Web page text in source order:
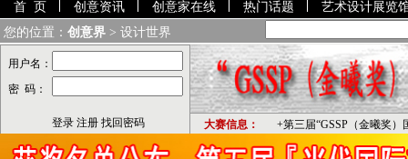
首 页 创意资讯 创意家在线 热门话题
艺术设计展览
您的位置： 创意界 > 设计世界
用户名：
密 码：
登录 注册 找回密码 大赛信息：
+第三届“GSSP（金曦奖
+第三届“GSSP（金曦奖
际大赛获奖作品名单公告
·第五届【当代国际艺术与设计双年
展】GSSP金曦奖国际大赛获奖作品
名单公示
·作品征集公告：第五届当代国际艺
【当代国际艺术与设计数字典藏馆】
·宜昌夷陵区执法部门暴力违法强拆